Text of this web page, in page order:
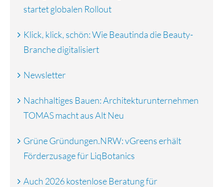
startet globalen Rollout
Klick, klick, schön: Wie Beautinda die Beauty-
Branche digitalisiert
Newsletter
Nachhaltiges Bauen: Architekturunternehmen
TOMAS macht aus Alt Neu
Grüne Gründungen.NRW: vGreens erhält
Förderzusage für LiqBotanics
Auch 2026 kostenlose Beratung für